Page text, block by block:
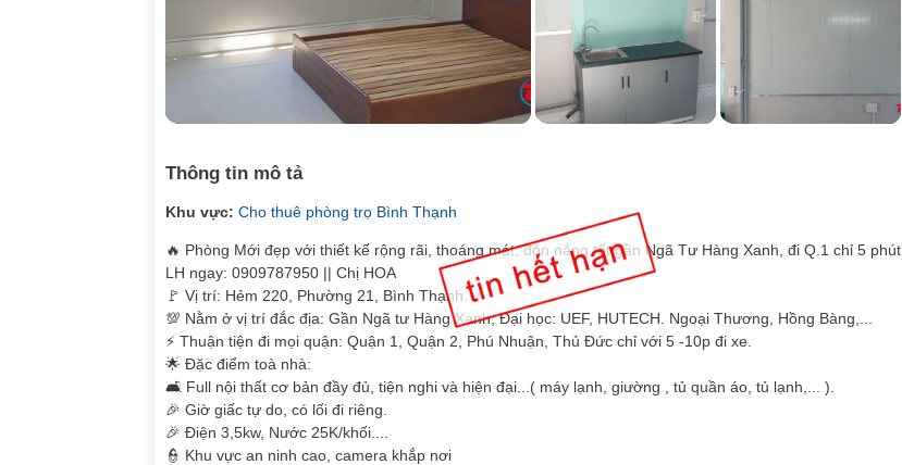
Thông tin mô tả
Khu vực: Cho thuê phòng trọ Bình Thạnh
🔥 Phòng Mới đẹp với thiết kế rộng rãi, thoáng mát, đón nắng tốt gần Ngã Tư Hàng Xanh, đi Q.1 chỉ 5 phút.
LH ngay: 0909787950 || Chị HOA
🚩 Vị trí: Hẻm 220, Phường 21, Bình Thạnh.
💯 Nằm ở vị trí đắc địa: Gần Ngã tư Hàng Xanh, Đại học: UEF, HUTECH. Ngoại Thương, Hồng Bàng,...
⚡ Thuận tiện đi mọi quận: Quận 1, Quận 2, Phú Nhuận, Thủ Đức chỉ với 5 -10p đi xe.
🌟 Đặc điểm toà nhà:
🛋 Full nội thất cơ bản đầy đủ, tiện nghi và hiện đại...( máy lạnh, giường , tủ quần áo, tủ lạnh,... ).
🎉 Giờ giấc tự do, có lối đi riêng.
🎉 Điện 3,5kw, Nước 25K/khối....
👮 Khu vực an ninh cao, camera khắp nơi